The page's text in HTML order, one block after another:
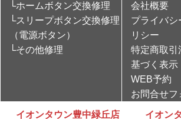
イオンタウン豊中緑丘店 イオン
└ホームボタン交換修理
└スリープボタン交換修理
（電源ボタン）
└その他修理
会社概要
プライバシ
リシー
特定商取引
基づく表示
WEB予約
お問合せフ